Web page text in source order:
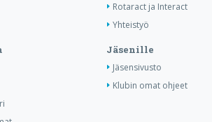
Rotaract ja Interact
Yhteistyö
Jäsenille
Jäsensivusto
Klubin omat ohjeet